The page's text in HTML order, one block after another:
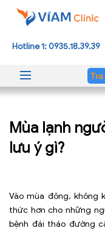
Hotline 1: 0935.18.39.39
Mùa lạnh
lưu ý gì?
Vào mùa đông, không
thức hơn cho những
bệnh đái tháo đường